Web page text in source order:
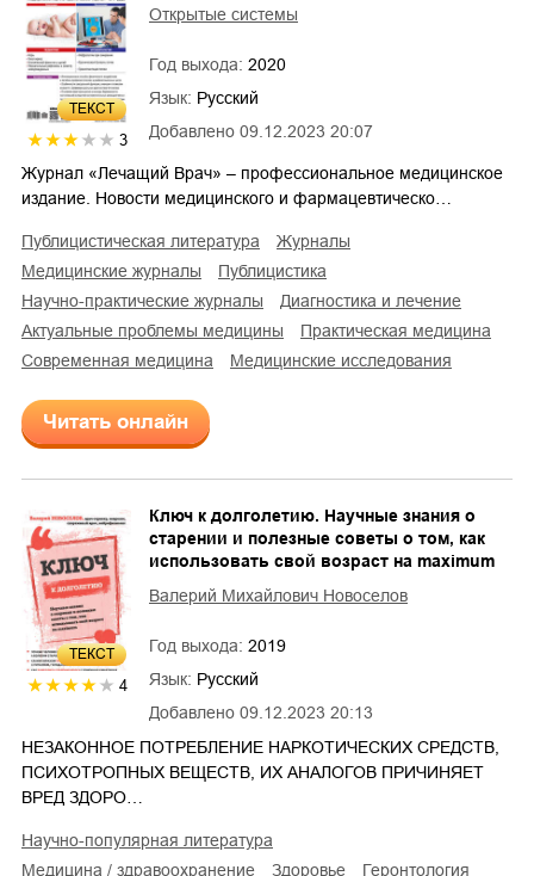
ТЕКСТ
3 Добавлено 09.12.2023 20:07
Открытые системы
Год выхода: 2020
Язык: Русский
Журнал «Лечащий Врач» – профессиональное медицинское
издание. Новости медицинского и фармацевтическо…
публицистическая литература
журналы
медицинские журналы
публицистика
научно-практические журналы
диагностика и лечение
актуальные проблемы медицины
практическая медицина
современная медицина
медицинские исследования
Читать онлайн
ТЕКСТ
4
Добавлено 09.12.2023 20:13
Ключ к долголетию. Научные знания о
старении и полезные советы о том, как
использовать свой возраст на maximum
Валерий Михайлович Новоселов
Год выхода: 2019
Язык: Русский
НЕЗАКОННОЕ ПОТРЕБЛЕНИЕ НАРКОТИЧЕСКИХ СРЕДСТВ,
ПСИХОТРОПНЫХ ВЕЩЕСТВ, ИХ АНАЛОГОВ ПРИЧИНЯЕТ
ВРЕД ЗДОРО…
научно-популярная литература
медицина / здравоохранение
здоровье геронтология